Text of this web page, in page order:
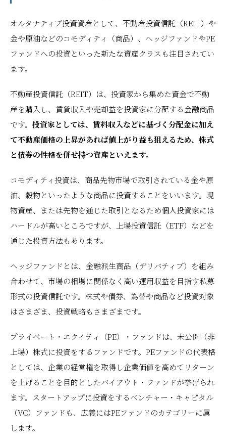
オルタナティブ投資資産として、不動産投資信託（REIT）や
金や原油などのコモディティ（商品）、ヘッジファンドやPE
ファンドへの投資といった新たな資産クラスも注目されてい
ます。
不動産投資信託（REIT）は、投資家から集めた資金で不動
産を購入し、賃貸収入や売却益を投資家に分配する金融商品
です。 投資家としては、賃料収入などに基づく分配金に加え
て不動産価格の上昇があれば値上がり益も狙えるため、株式
と債券の性格を併せ持つ資産といえます。
コモディティ投資は、商品先物市場で取引されている金や原
油、穀物といったような商品に投資することをいいます。現
物資産、または先物を通じた取引となるため個人投資家には
ハードルが高いところですが、上場投資信託（ETF）などを
通じた投資方法もあります。
ヘッジファンドとは、金融派生商品（デリバティブ）を組み
合わせて、市場の相場に関係なく高い運用収益を目指す私募
形式の投資信託です。株式や債券、為替や商品など投資対象
はさまざま、投資戦略もさまざまです。
プライベート・エクイティ（PE）・ファンドは、未公開（非
上場）株式に投資をするファンドです。PEファンドの代表格
としては、企業の経営権を取得し企業価値を高めてリターン
を上げることを目的としたバイアウト・ファンドが挙げられ
ます。スタートアップに投資をするベンチャー・キャピタル
（VC）ファンドも、広義にはPEファンドのカテゴリーに属
します。